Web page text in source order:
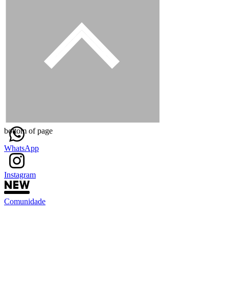
WhatsApp
Instagram
Comunidade
bottom of page